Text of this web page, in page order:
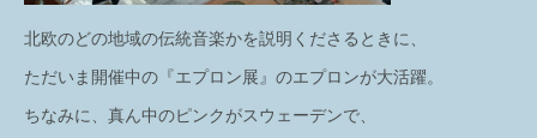
北欧のどの地域の伝統音楽かを説明くださるときに、
ただいま開催中の『エプロン展』のエプロンが大活躍。
ちなみに、真ん中のピンクがスウェーデンで、